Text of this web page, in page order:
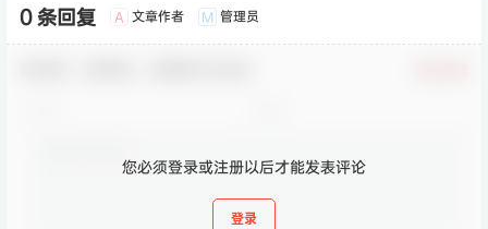
0 条回复 A 文章作者 M 管理员
您必须登录或注册以后才能发表评论
登录